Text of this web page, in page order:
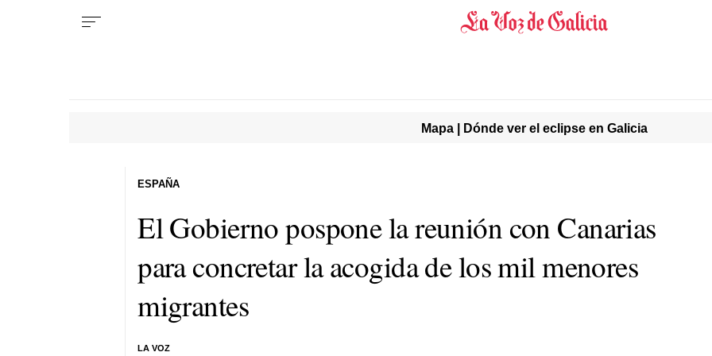
Mapa | Dónde ver el eclipse en Galicia
El Gobierno pospone la reunión con Canarias
para concretar la acogida de los mil menores
migrantes
LA VOZ
ESPAÑA